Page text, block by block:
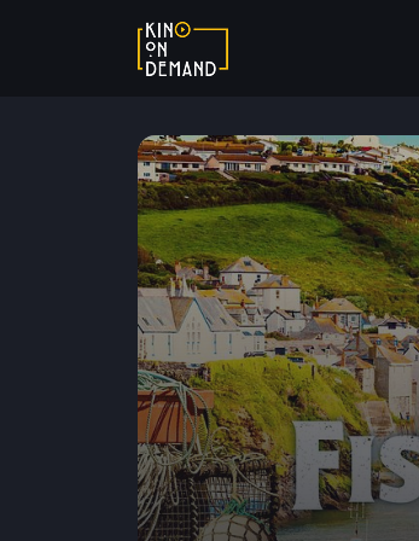
Verpasste Chancen
Thriller auf Leben und Tod
Warm ums Herz - Die schönsten
Liebesfilme
Hier spielt die Musik
Starke Frauen